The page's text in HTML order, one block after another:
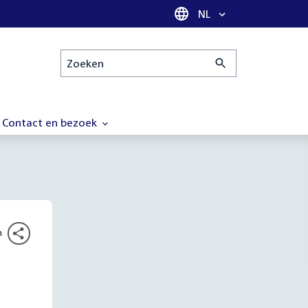
Taal selectie
NL
Zoeken
Contact en bezoek